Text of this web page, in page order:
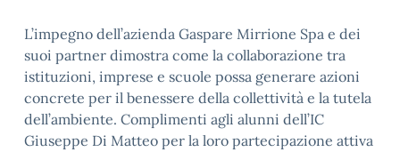
L’impegno dell’azienda Gaspare Mirrione Spa e dei
suoi partner dimostra come la collaborazione tra
istituzioni, imprese e scuole possa generare azioni
concrete per il benessere della collettività e la tutela
dell’ambiente. Complimenti agli alunni dell’IC
Giuseppe Di Matteo per la loro partecipazione attiva